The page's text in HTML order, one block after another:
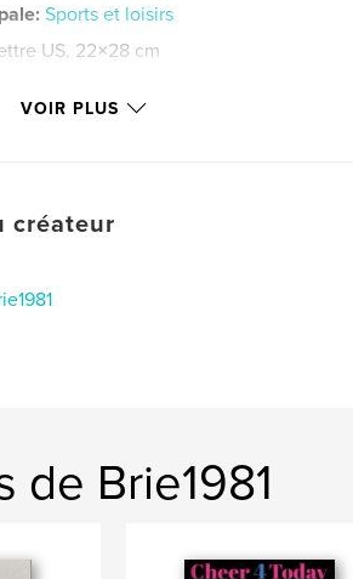
Sports et loisirs
US, 22×28 cm
janv 06, 2025
, cheerleading
VOIR PLUS
créateur
de Brie1981